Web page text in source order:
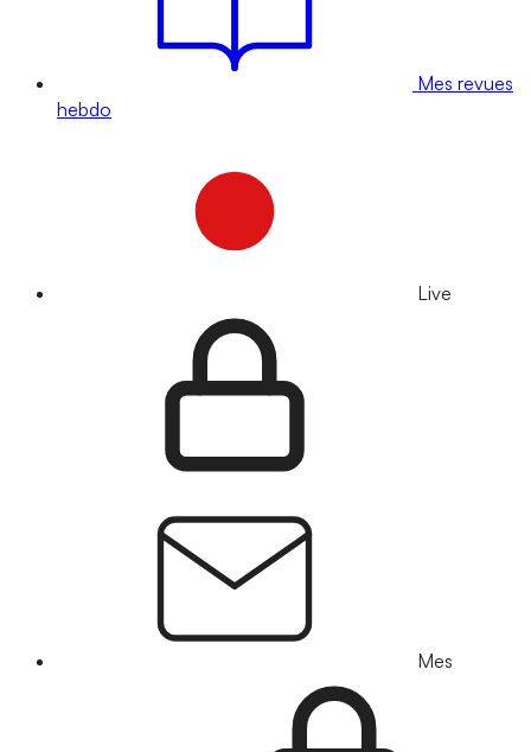
Mes revues
hebdo
Live
Mes